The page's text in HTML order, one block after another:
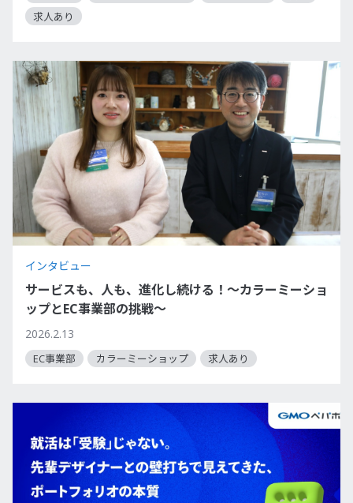
求人あり
インタビュー
サービスも、人も、進化し続ける！～カラーミーショ
ップとEC事業部の挑戦～
2026.2.13
EC事業部 カラーミーショップ 求人あり